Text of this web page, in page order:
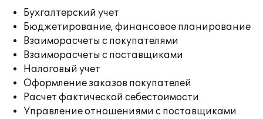
Бухгалтерский учет
Бюджетирование, финансовое планирование
Взаиморасчеты с покупателями
Взаиморасчеты с поставщиками
Налоговый учет
Оформление заказов покупателей
Расчет фактической себестоимости
Управление отношениями с поставщиками